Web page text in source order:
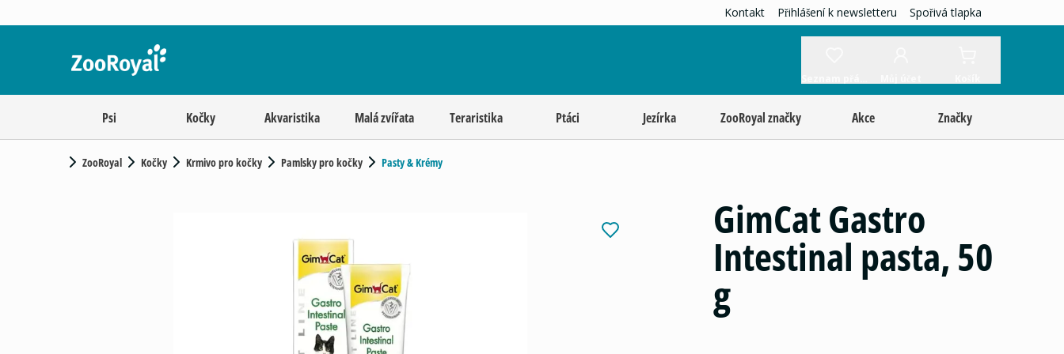
Kontakt Přihlášení k newsletteru Spořivá tlapka
Psi Kočky Akvaristika Malá zvířata Teraristika Ptáci Jezírka ZooRoyal značky Akce Značky
ZooRoyal Kočky Krmivo pro kočky Pamlsky pro kočky Pasty & Krémy
GimCat Gastro
Intestinal pasta, 50
g